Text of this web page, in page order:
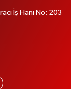
İş Hanı No: 203